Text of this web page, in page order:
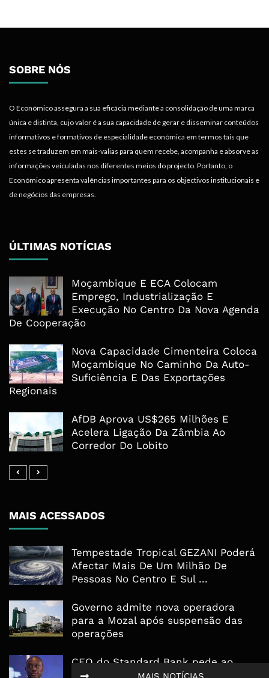
SOBRE NÓS
O Económico assegura a sua eficácia mediante a consolidação de uma marca
única e distinta, cujo valor é a sua capacidade de gerar e disseminar conteúdos
informativos e formativos de especialidade económica em termos tais que
estes se traduzem em mais-valias para quem recebe, acompanha e absorve as
informações veiculadas nos diferentes meios do projecto. Portanto, o
Económico apresenta valências importantes para os objectivos institucionais e
de negócios das empresas.
ÚLTIMAS NOTÍCIAS
Moçambique E ECA Colocam
Emprego, Industrialização E
Execução No Centro Da Nova Agenda
De Cooperação
Nova Capacidade Cimenteira Coloca
Moçambique No Caminho Da Auto-
Suficiência E Das Exportações
Regionais
AfDB Aprova US$265 Milhões E
Acelera Ligação Da Zâmbia Ao
Corredor Do Lobito
MAIS ACESSADOS
Tempestade Tropical GEZANI Poderá
Afectar Mais De Um Milhão De
Pessoas No Centro E Sul ...
Governo admite nova operadora
para a Mozal após suspensão das
operações
CEO do Standard Bank pede ao
Governo que “saia do caminho” e